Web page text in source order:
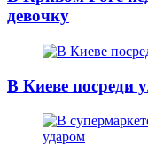
девочку
В Киеве посреди